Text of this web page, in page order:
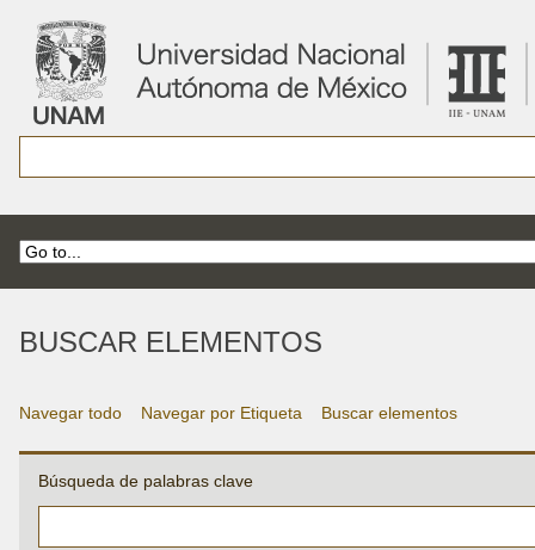
BUSCAR ELEMENTOS
Navegar todo Navegar por Etiqueta Buscar elementos
Búsqueda de palabras clave